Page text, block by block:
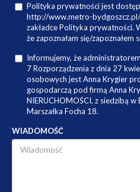
Polityka prywatności jest
http://www.metro-
zakładce Polityka prywatności.
że zapoznałam się/
Informujemy, że
7 Rozporządzenia z dnia 27
osobowych jest Anna Krygier
gospodarczą pod firmą Anna
NIERUCHOMOŚCI, z siedzibą
Marszałka Focha 18.
WIADOMOŚĆ